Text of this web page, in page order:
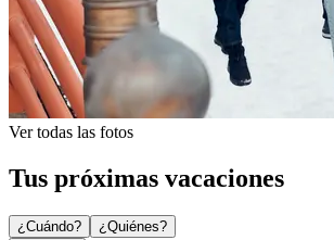
Ver todas las fotos
Tus próximas vacaciones
¿Cuándo?
¿Quiénes?